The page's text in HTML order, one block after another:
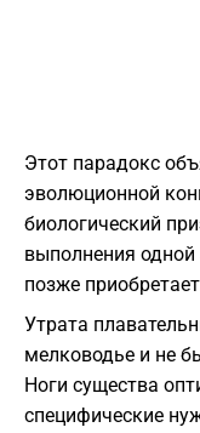
Этот парадокс
эволюционной
биологический
выполнения одной
позже
Утрата
мелководье и не
Ноги существа
специфические